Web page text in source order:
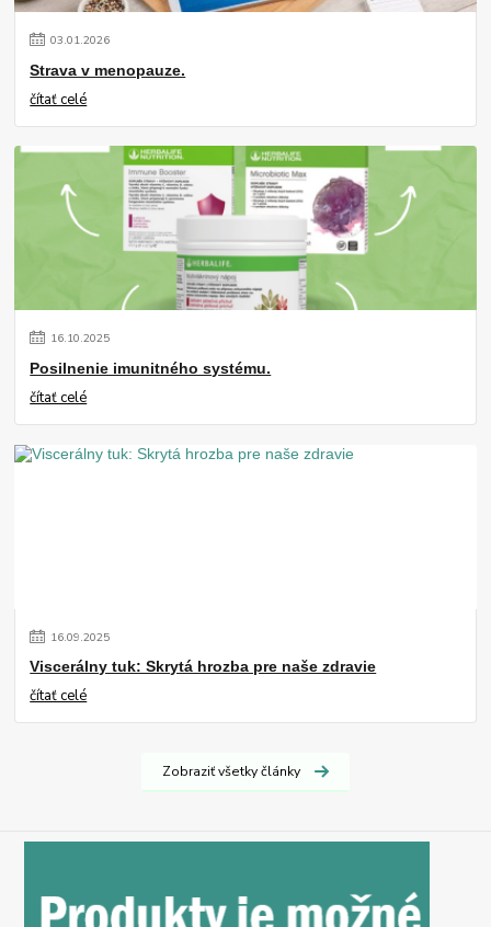
03.01.2026
Strava v menopauze.
čítať celé
16.10.2025
Posilnenie imunitného systému.
čítať celé
16.09.2025
Viscerálny tuk: Skrytá hrozba pre naše zdravie
čítať celé
Zobraziť všetky články